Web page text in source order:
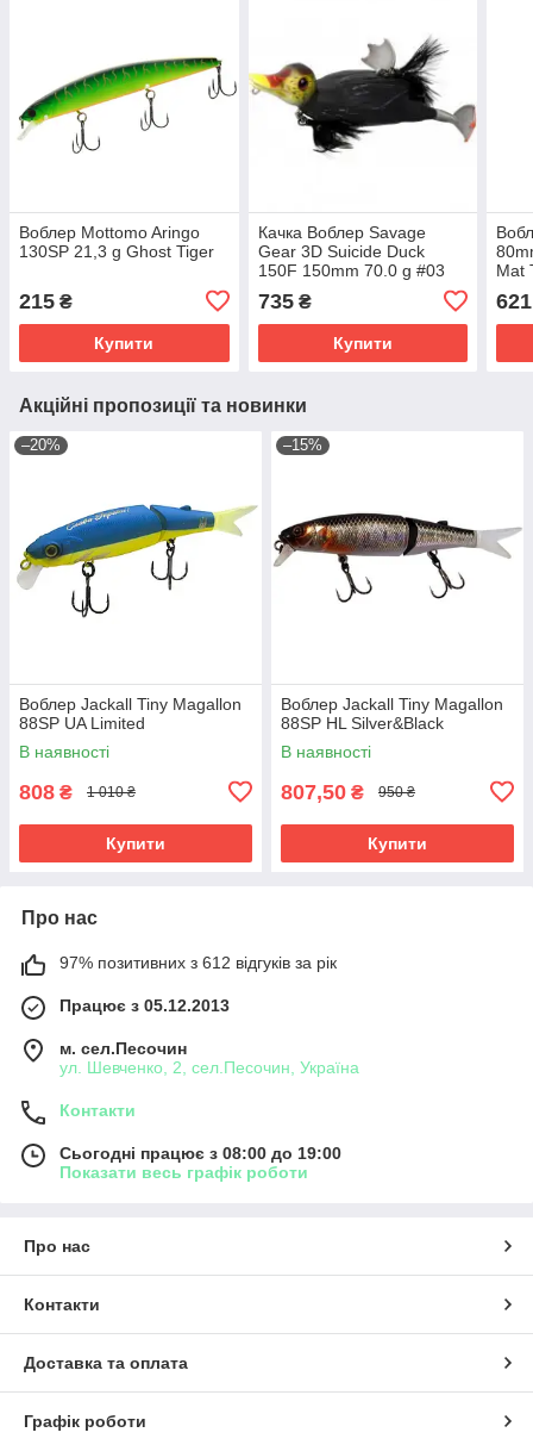
Воблер Mottomo Aringo
130SP 21,3 g Ghost Tiger
215 ₴
Купити
Качка Воблер Savage
Gear 3D Suicide Duck
150F 150mm 70.0 g #03
735₴
Купити
Mat
621
Акційні пропозиції та новинки
–20%
Воблер Jackall Tiny Magallon
88SP UA Limited
В наявності
808 ₴ 1 010 ₴
Купити
–15%
Воблер Jackall Tiny Magallon
88SP HL Silver&Black
В наявності
807,50 ₴ 950 ₴
Купити
Про нас
97% позитивних з 612 відгуків за рік
Працює з 05.12.2013
м. сел.Песочин
ул. Шевченко, 2, сел.Песочин, Україна
Контакти
Сьогодні працює з 08:00 до 19:00
Показати весь графік роботи
Про нас
Контакти
Доставка та оплата
Графік роботи